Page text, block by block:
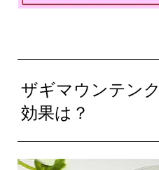
ザギマウンテン
効果は？